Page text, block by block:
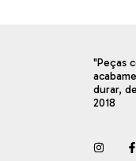
"Peças
durar,
2018